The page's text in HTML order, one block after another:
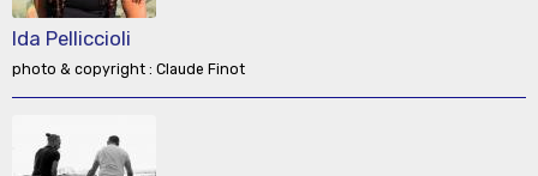
Ida Pelliccioli
photo & copyright : Claude Finot